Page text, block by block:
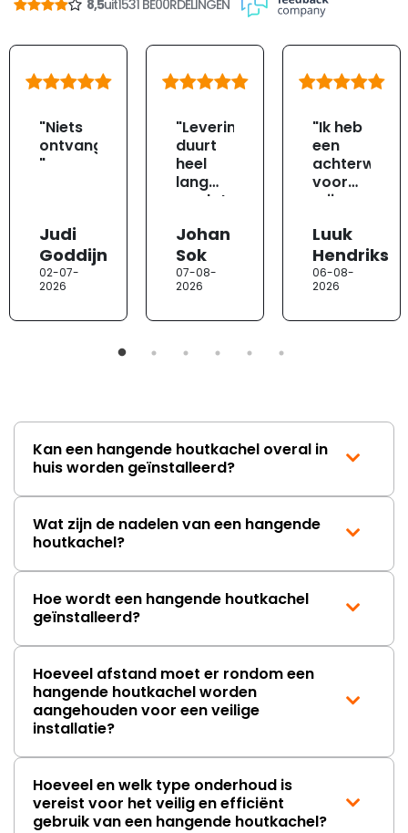
8,5uit1531 BE00RDELINGEN
"Niets
ontvangen
"
Judi
Goddijn
02-07-
2026
"Levering
duurt
heel
lang
omdat
zelf
eerst
moeten
bestellen.
zelf
rechtstreeks
Johan
Sok
07-08-
2026
"Ik heb
een
achterwand
voor
mijn
Fire
Store
besteld.
Helaas
beschadigd
gebeuren.
Direct
na
heb ik
opgenomen
verloopt
moeizaam;
tussen
de e-
week.
Luuk
Hendriks
06-08-
2026
Kan een hangende houtkachel overal in
huis worden geïnstalleerd?
Wat zijn de nadelen van een hangende
houtkachel?
Hoe wordt een hangende houtkachel
geïnstalleerd?
Hoeveel afstand moet er rondom een
hangende houtkachel worden
aangehouden voor een veilige
installatie?
Hoeveel en welk type onderhoud is
vereist voor het veilig en efficiënt
gebruik van een hangende houtkachel?